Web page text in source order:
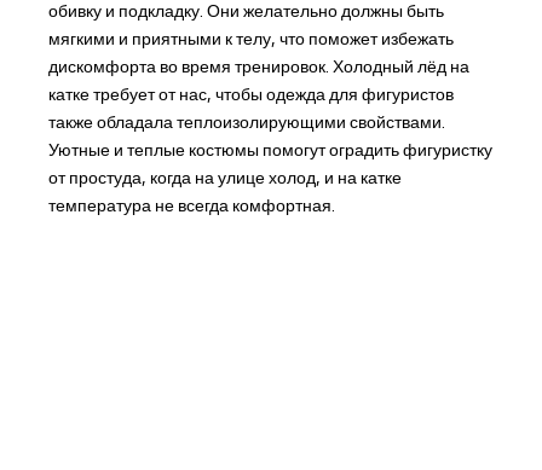
обивку и подкладку. Они желательно должны быть
мягкими и приятными к телу, что поможет избежать
дискомфорта во время тренировок. Холодный лёд на
катке требует от нас, чтобы одежда для фигуристов
также обладала теплоизолирующими свойствами.
Уютные и теплые костюмы помогут оградить фигуристку
от простуда, когда на улице холод, и на катке
температура не всегда комфортная.